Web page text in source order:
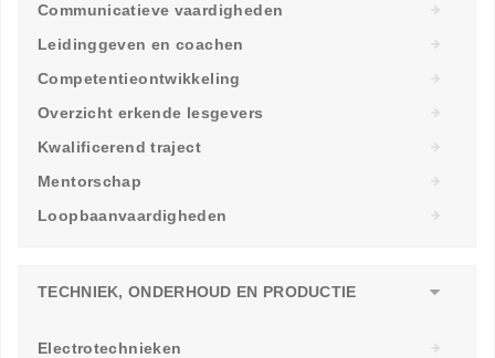
Communicatieve vaardigheden
Leidinggeven en coachen
Competentieontwikkeling
Overzicht erkende lesgevers
Kwalificerend traject
Mentorschap
Loopbaanvaardigheden
TECHNIEK, ONDERHOUD EN PRODUCTIE
Electrotechnieken